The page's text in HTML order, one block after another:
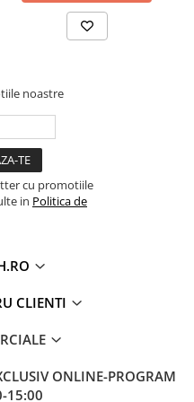
de Split-Screen sau
GB ROM
procesorul digital
pe36 de benzi
noastre
cu promotiile
in Politica de
CLIENTI
ONLINE-PROGRAM
15:00